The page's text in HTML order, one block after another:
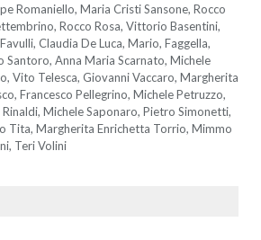
Romaniello, Maria Cristi Sansone, Rocco
Rocco Rosa, Vittorio Basentini,
Claudia De Luca, Mario, Faggella,
Santoro, Anna Maria Scarnato, Michele
Vito Telesca, Giovanni Vaccaro, Margherita
Francesco Pellegrino, Michele Petruzzo,
Michele Saponaro, Pietro Simonetti,
Tita, Margherita Enrichetta Torrio, Mimmo
Teri Volini